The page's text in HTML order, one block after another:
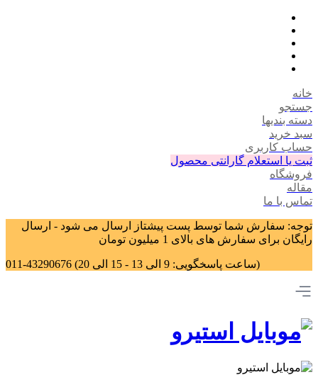
خانه
جستجو
دسته بندیها
سبد خرید
حساب کاربری
ثبت یا استعلام گارانتی محصول
فروشگاه
مقاله
تماس با ما
توجه: سفارش شما توسط پست پیشتاز ارسال می شود - ارسال
رایگان برای سفارش های بالای 1 میلیون تومان
011-43290676 (ساعت پاسخگویی: 9 الی 13 - 15 الی 20)